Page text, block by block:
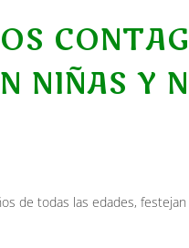
NIÑAS Y
de todas las edades,